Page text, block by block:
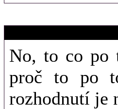
No, to co po
proč to po
rozhodnutí je